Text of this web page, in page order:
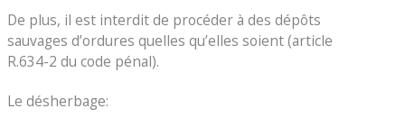
De plus, il est interdit de procéder à des dépôts
sauvages d’ordures quelles qu’elles soient (article
R.634-2 du code pénal).
Le désherbage: